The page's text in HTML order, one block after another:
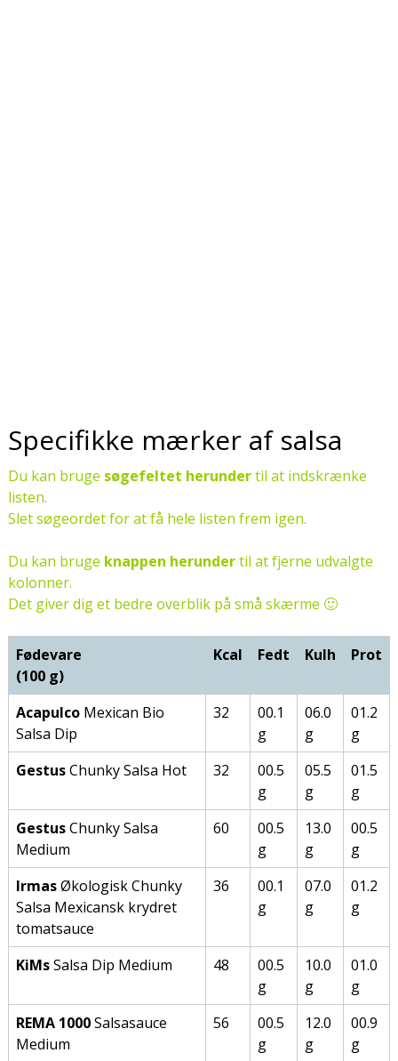
Specifikke mærker af salsa
Du kan bruge søgefeltet herundertil at indskrænke
listen.
Slet søgeordet for at få hele listen frem igen.
Du kan bruge knappen herundertil at fjerne udvalgte
kolonner.
Det giver dig et bedre overblik på små skærme 🙂
Fødevare
(100 g)
Kcal Fedt Kulh Prot
Acapulco Mexican Bio
Salsa Dip
32
00.1
g
06.0
g
01.2
g
GestusChunky Salsa Hot 32
00.5
g
05.5
g
01.5
g
GestusChunky Salsa
Medium
60
00.5
g
13.0
g
00.5
g
IrmasØkologisk Chunky
Salsa Mexicansk krydret
tomatsauce
36
00.1
g
07.0
g
01.2
g
KiMsSalsa Dip Medium 48
00.5
g
10.0
g
01.0
g
REMA 1000Salsasauce
Medium
56
00.5
g
12.0
g
00.9
g